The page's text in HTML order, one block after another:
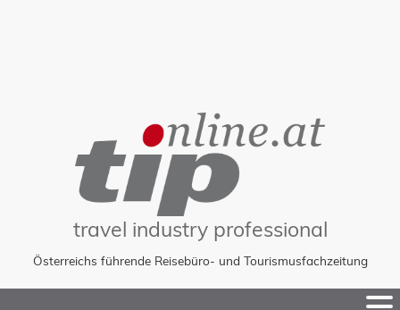
travel industry professional
Österreichs führende Reisebüro- und Tourismusfachzeitung